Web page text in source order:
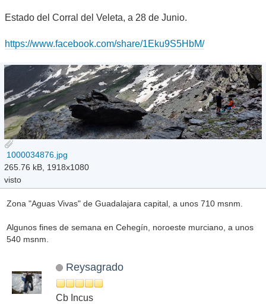
Estado del Corral del Veleta, a 28 de Junio.
https://www.facebook.com/share/1Eku9S5HbM/
1000034876.jpg
265.76 kB, 1918x1080
visto
Zona "Aguas Vivas" de Guadalajara capital, a unos 710 msnm.
Algunos fines de semana en Cehegín, noroeste murciano, a unos
540 msnm.
Reysagrado
Cb Incus